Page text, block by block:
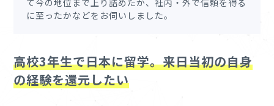
に至ったかなどをお伺いしました。
高校3年生で日本に留学。来日当初の自身
の経験を還元したい